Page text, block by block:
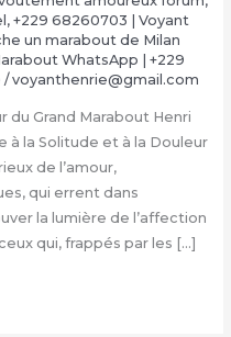
, +229 68260703 | Voyant
un marabout de Milan
WhatsApp | +229
/voyanthenrie@gmail.com
du Grand Marabout Henri
à la Solitude et à la Douleur
de l’amour,
qui errent dans
la lumière de l’affection
qui, frappés par les […]